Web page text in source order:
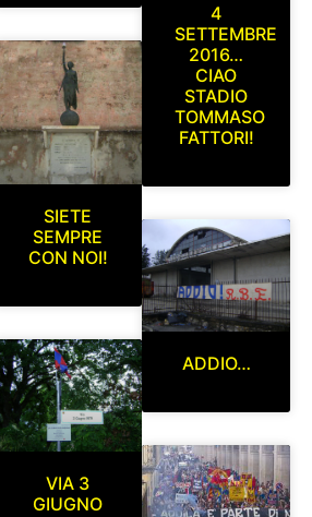
SIETE
SEMPRE
CON NOI!
VIA 3
GIUGNO
4
SETTEMBRE
2016…
CIAO
STADIO
TOMMASO
FATTORI!
ADDIO…